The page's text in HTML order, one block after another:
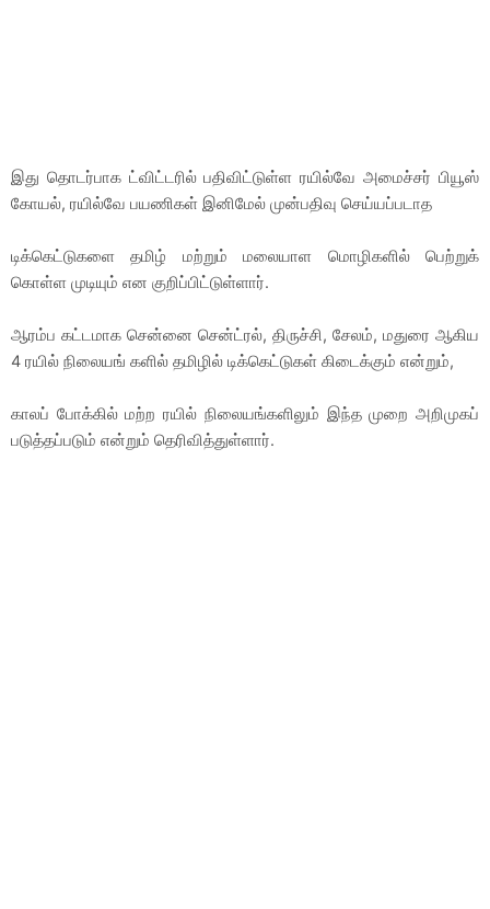
இது தொடர்பாக ட்விட்டரில் பதிவிட்டுள்ள ரயில்வே அமைச்சர் பியூஸ்
கோயல், ரயில்வே பயணிகள் இனிமேல் முன்பதிவு செய்யப்படாத
டிக்கெட்டுகளை தமிழ் மற்றும் மலையாள மொழிகளில் பெற்றுக்
கொள்ள முடியும் என குறிப்பிட்டுள்ளார்.
ஆரம்ப கட்டமாக சென்னை சென்ட்ரல், திருச்சி, சேலம், மதுரை ஆகிய
4 ரயில் நிலையங் களில் தமிழில் டிக்கெட்டுகள் கிடைக்கும் என்றும்,
காலப் போக்கில் மற்ற ரயில் நிலையங்களிலும் இந்த முறை அறிமுகப்
படுத்தப்படும் என்றும் தெரிவித்துள்ளார்.